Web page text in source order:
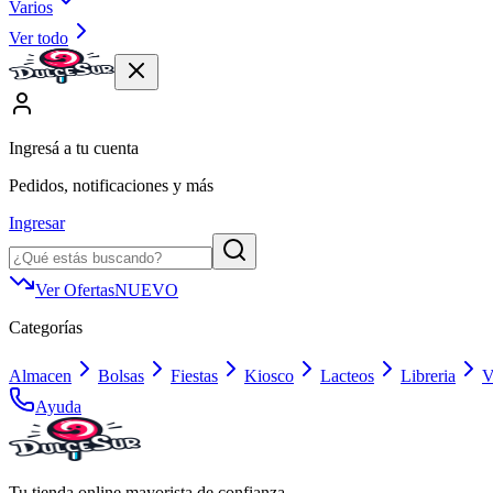
Varios
Ver todo
Ingresá a tu cuenta
Pedidos, notificaciones y más
Ingresar
Ver OfertasNUEVO
Categorías
Almacen Bolsas Fiestas Kiosco Lacteos Libreria
Ayuda